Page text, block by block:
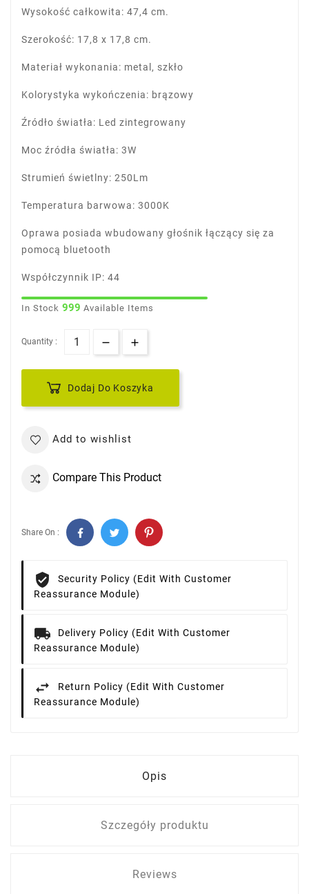
Wysokość całkowita: 47,4 cm.
Szerokość: 17,8 x 17,8 cm.
Materiał wykonania: metal, szkło
Kolorystyka wykończenia: brązowy
Źródło światła: Led zintegrowany
Moc źródła światła: 3W
Strumień świetlny: 250Lm
Temperatura barwowa: 3000K
Oprawa posiada wbudowany głośnik łączący się za
pomocą bluetooth
Współczynnik IP: 44
In Stock 999 Available Items
Quantity :
Dodaj Do Koszyka
Add to wishlist
Compare This Product
Share On :
Security Policy (edit With Customer
Reassurance Module)
Delivery Policy (edit With Customer
Reassurance Module)
Return Policy (edit With Customer
Reassurance Module)
Opis
Szczegóły produktu
Reviews